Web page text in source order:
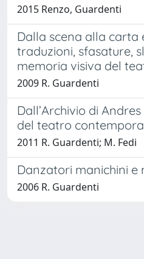
2015 Renzo, Guardenti
Dalla scena alla carta
traduzioni, sfasature,
memoria visiva del
2009 R. Guardenti
Dall’Archivio di
del teatro
2011 R. Guardenti; M. Fedi
Danzatori manichini e
2006 R. Guardenti